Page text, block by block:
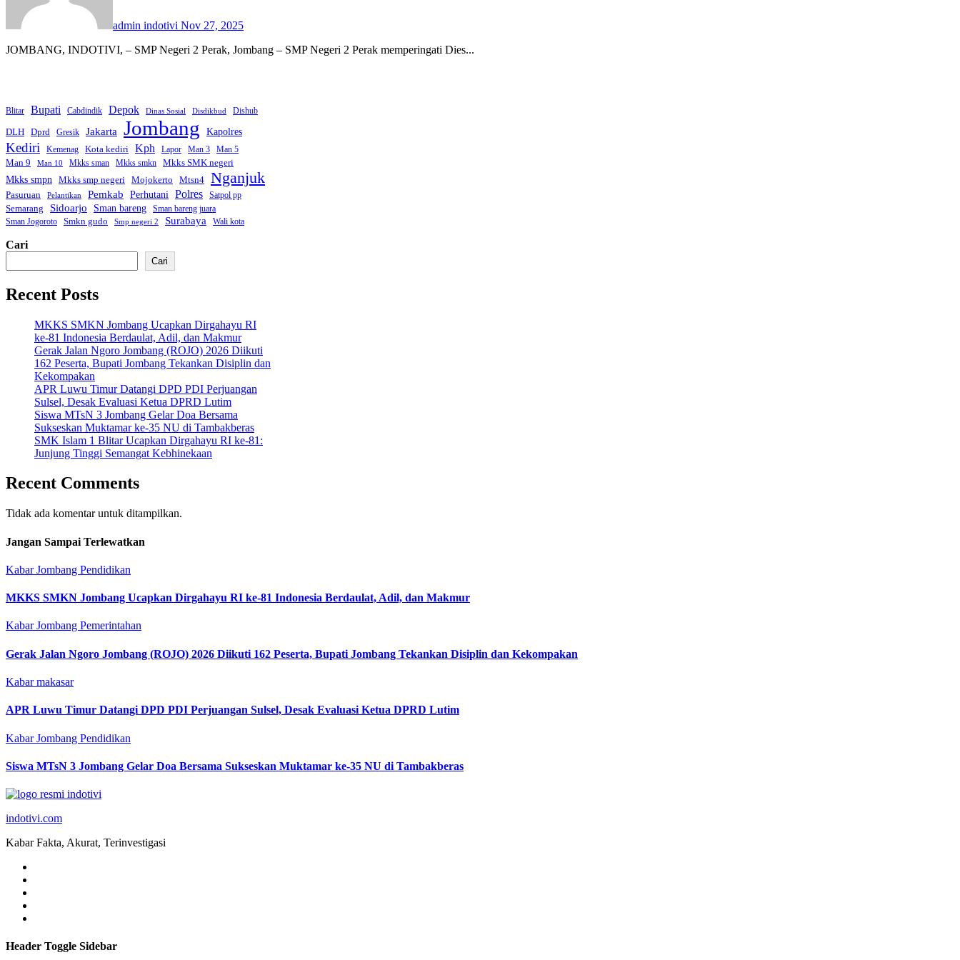
admin indotivi Nov 27, 2025
JOMBANG, INDOTIVI, – SMP Negeri 2 Perak, Jombang – SMP Negeri 2 Perak memperingati Dies...
Blitar Bupati Cabdindik Depok Dinas Sosial Disdikbud Dishub
DLH Dprd Gresik Jakarta Jombang Kapolres
Kediri Kemenag Kota kediri Kph Lapor Man 3 Man 5
Man 9 Man 10 Mkks sman Mkks smkn Mkks SMK negeri
Mkks smpn Mkks smp negeri Mojokerto Mtsn4 Nganjuk
Pasuruan Pelantikan Pemkab Perhutani Polres Satpol pp
Semarang Sidoarjo Sman bareng
Sman bareng juara
Sman Jogoroto
Smkn gudo Smp negeri 2 Surabaya Wali kota
Cari
Cari
Recent Posts
MKKS SMKN Jombang Ucapkan Dirgahayu RI
ke-81 Indonesia Berdaulat, Adil, dan Makmur
Gerak Jalan Ngoro Jombang (ROJO) 2026 Diikuti
162 Peserta, Bupati Jombang Tekankan Disiplin dan
Kekompakan
APR Luwu Timur Datangi DPD PDI Perjuangan
Sulsel, Desak Evaluasi Ketua DPRD Lutim
Siswa MTsN 3 Jombang Gelar Doa Bersama
Sukseskan Muktamar ke-35 NU di Tambakberas
SMK Islam 1 Blitar Ucapkan Dirgahayu RI ke-81:
Junjung Tinggi Semangat Kebhinekaan
Recent Comments
Tidak ada komentar untuk ditampilkan.
Jangan Sampai Terlewatkan
Kabar Jombang Pendidikan
MKKS SMKN Jombang Ucapkan Dirgahayu RI ke-81 Indonesia Berdaulat, Adil, dan Makmur
Kabar Jombang Pemerintahan
Gerak Jalan Ngoro Jombang (ROJO) 2026 Diikuti 162 Peserta, Bupati Jombang Tekankan Disiplin dan Kekompakan
Kabar makasar
APR Luwu Timur Datangi DPD PDI Perjuangan Sulsel, Desak Evaluasi Ketua DPRD Lutim
Kabar Jombang Pendidikan
Siswa MTsN 3 Jombang Gelar Doa Bersama Sukseskan Muktamar ke-35 NU di Tambakberas
indotivi.com
Kabar Fakta, Akurat, Terinvestigasi
Header Toggle Sidebar